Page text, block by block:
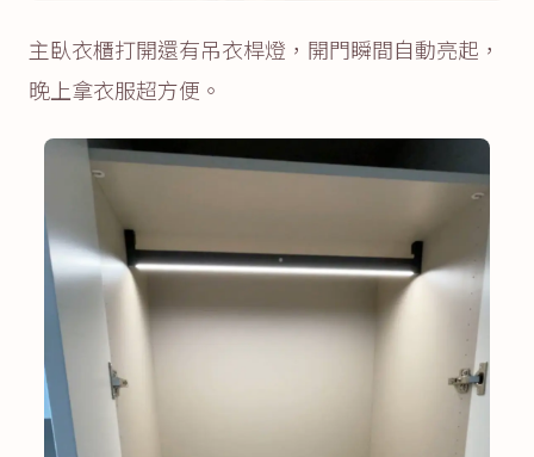
主臥衣櫃打開還有吊衣桿燈，開門瞬間自動亮起，
晚上拿衣服超方便。